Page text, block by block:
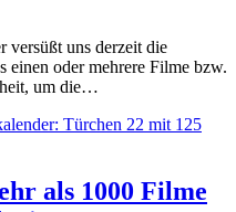
versüßt uns derzeit die
einen oder mehrere Filme bzw.
um die…
Türchen 22 mit 125
als 1000 Filme